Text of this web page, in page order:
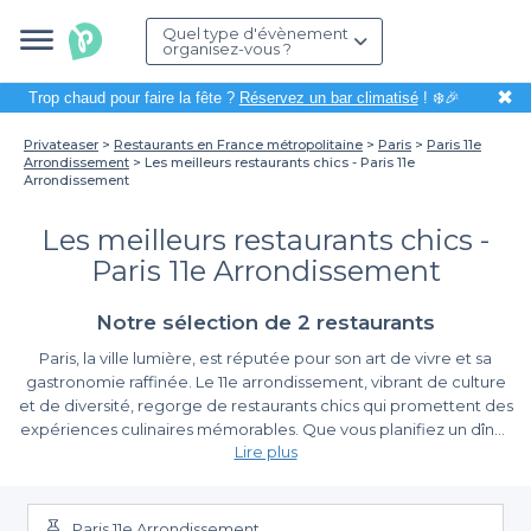
Quel type d'évènement
organisez-vous ?
Trop chaud pour faire la fête ? Réservez un bar climatisé! ❄️🎉 ✖
Privateaser Restaurants en France métropolitaine Paris
Paris 11e
Arrondissement
Les meilleurs restaurants chics - Paris 11e
Arrondissement
Les meilleurs restaurants chics -
Paris 11e Arrondissement
Notre sélection de 2 restaurants
Paris, la ville lumière, est réputée pour son art de vivre et sa
gastronomie raffinée. Le 11e arrondissement, vibrant de culture
et de diversité, regorge de restaurants chics qui promettent des
expériences culinaires mémorables. Que vous planifiez un dîner
romantique, un repas d'affaires ou une célébration entre amis,
option idéale. Avec sa riche offre culinaire, le 11e vous invite à
découvrir des établissements où chaque plat est une œuvre
La simplicité de réservation avec Privateaser
Lire plus